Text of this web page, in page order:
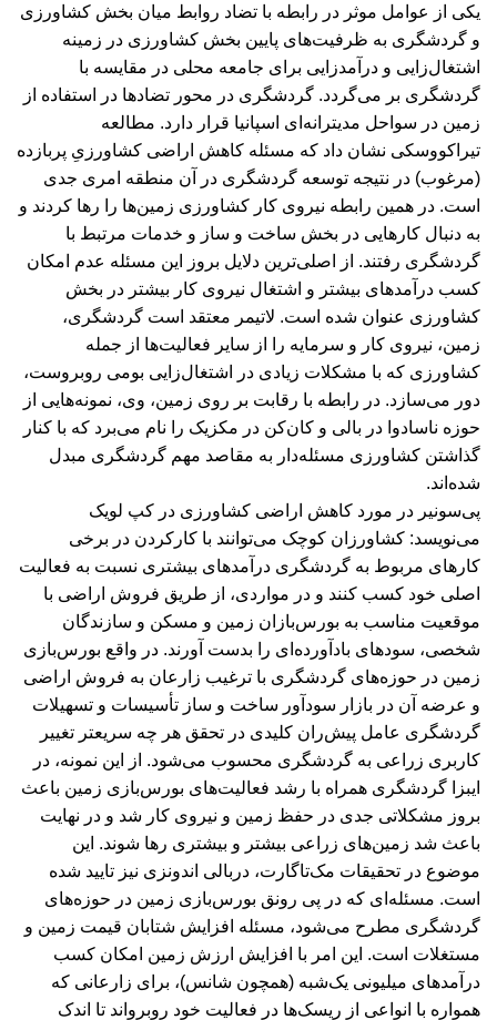
یکی از عوامل موثر در رابطه با تضاد روابط میان بخش کشاورزی
و گردشگری به ظرفیت‌های پایین بخش کشاورزی در زمینه
اشتغال‌زایی و درآمدزایی برای جامعه محلی در مقایسه با
گردشگری بر می‌گردد. گردشگری در محور تضادها در استفاده از
زمین در سواحل مدیترانه‌ای اسپانیا قرار دارد. مطالعه
تیراکووسکی نشان داد که مسئله‌ کاهش اراضی کشاورزیِ پربازده
(مرغوب) در نتیجه توسعه گردشگری در آن منطقه امری جدی
است. در همین رابطه نیروی کار کشاورزی زمین‌ها را رها کردند و
به دنبال کارهایی در بخش ساخت و ساز و خدمات مرتبط با
گردشگری رفتند. از اصلی‌ترین دلایل بروز این مسئله عدم امکان
کسب درآمدهای بیشتر و اشتغال نیروی کار بیشتر در بخش
کشاورزی عنوان شده است. لاتیمر معتقد است گردشگری،
زمین، نیروی کار و سرمایه را از سایر فعالیت‌ها از جمله
کشاورزی که با مشکلات زیادی در اشتغال‌زایی بومی روبروست،
دور می‌سازد. در رابطه با رقابت بر روی زمین، وی، نمونه‌هایی از
حوزه ناسادوا در ‌بالی و کان‌کن در مکزیک را نام می‌برد که با کنار
گذاشتن کشاورزی مسئله‌دار به مقاصد مهم گردشگری مبدل
شده‌اند.
پی‌سونیر در مورد کاهش اراضی کشاورزی در کپ لویک
می‌نویسد: کشاورزان کوچک می‌توانند با کارکردن در برخی
کارهای مربوط به گردشگری درآمدهای بیشتری نسبت به فعالیت
اصلی خود کسب کنند و در مواردی، از طریق فروش اراضی با
موقعیت مناسب به بورس‌بازان زمین و مسکن و سازندگان
شخصی، سودهای بادآورده‌ای را بدست آورند. در واقع بورس‌بازی
زمین در حوزه‌های گردشگری با ترغیب زارعان به فروش اراضی
و عرضه آن در بازار سودآور ساخت و ساز تأسیسات و تسهیلات
گردشگری عامل پیش‌ران کلیدی در تحقق هر چه سریعتر تغییر
کاربری زراعی به گردشگری محسوب می‌شود. از این نمونه، در
ایبزا گردشگری همراه با رشد فعالیت‌های بورس‌بازی زمین باعث
بروز مشکلاتی جدی در حفظ زمین و نیروی کار شد و در نهایت
باعث شد زمین‌های زراعی بیشتر و بیشتری رها شوند. این
موضوع در تحقیقات مک‌تاگارت، دربالی اندونزی نیز تایید شده
است. مسئله‌ای که در پی رونق بورس‌بازی زمین در حوزه‌های
گردشگری مطرح می‌شود، مسئله افزایش شتابان قیمت زمین و
مستغلات است. این امر با افزایش ارزش زمین امکان کسب
درآمدهای میلیونی یک‌شبه (همچون شانس)، برای زارعانی که
همواره با انواعی از ریسک‌ها در فعالیت خود روبرواند تا اندک